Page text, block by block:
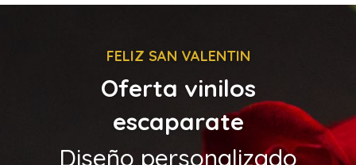
FELIZ SAN VALENTIN
Oferta vinilos
escaparate
Diseño personalizado